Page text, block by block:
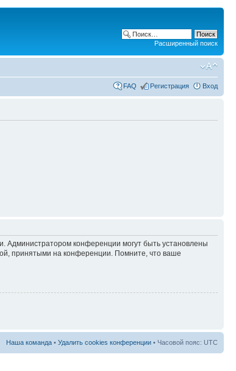
Расширенный поиск
FAQ Регистрация Вход
Администратором конференции могут быть установлены
принятыми на конференции. Помните, что ваше
Наша команда • Удалить cookies конференции • Часовой пояс: UTC